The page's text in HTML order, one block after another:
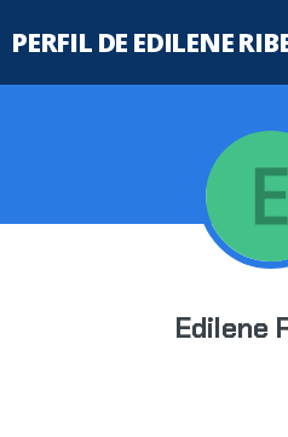
PERFIL DE EDILENE
Edilene